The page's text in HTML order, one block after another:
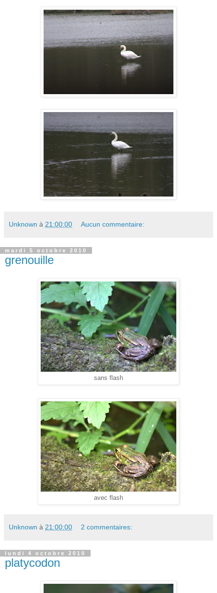
Unknown à 21:00:00 Aucun commentaire:
mardi 5 octobre 2010
grenouille
sans flash
avec flash
Unknown à 21:00:00 2 commentaires:
lundi 4 octobre 2010
platycodon